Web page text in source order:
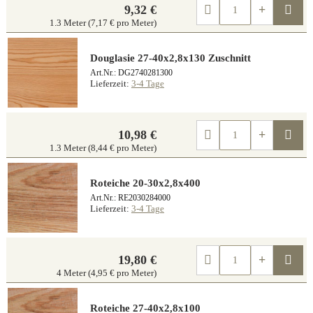
9,32 €
1.3 Meter (7,17 € pro Meter)
Douglasie 27-40x2,8x130 Zuschnitt
Art.Nr.: DG2740281300
Lieferzeit: 3-4 Tage
10,98 €
1.3 Meter (8,44 € pro Meter)
Roteiche 20-30x2,8x400
Art.Nr.: RE2030284000
Lieferzeit: 3-4 Tage
19,80 €
4 Meter (4,95 € pro Meter)
Roteiche 27-40x2,8x100